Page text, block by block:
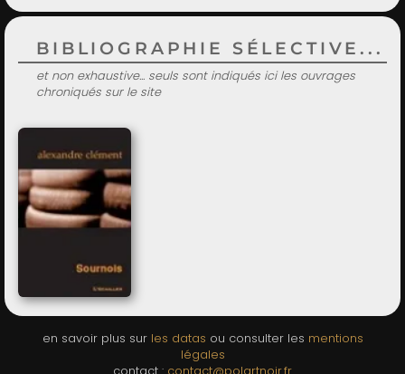
BIBLIOGRAPHIE SÉLECTIVE...
et non exhaustive... seuls sont indiqués ici les ouvrages
chroniqués sur le site
en savoir plus sur les datas ou consulter les mentions
légales
contact : contact@polartnoir.fr